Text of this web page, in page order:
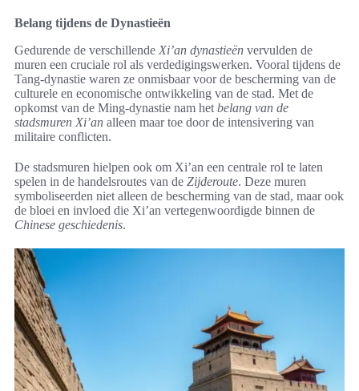
Belang tijdens de Dynastieën
Gedurende de verschillende Xi’an dynastieën vervulden de
muren een cruciale rol als verdedigingswerken. Vooral tijdens de
Tang-dynastie waren ze onmisbaar voor de bescherming van de
culturele en economische ontwikkeling van de stad. Met de
opkomst van de Ming-dynastie nam het belang van de
stadsmuren Xi’an alleen maar toe door de intensivering van
militaire conflicten.
De stadsmuren hielpen ook om Xi’an een centrale rol te laten
spelen in de handelsroutes van de Zijderoute. Deze muren
symboliseerden niet alleen de bescherming van de stad, maar ook
de bloei en invloed die Xi’an vertegenwoordigde binnen de
Chinese geschiedenis.